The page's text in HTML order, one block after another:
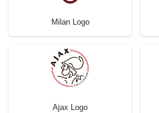
Milan Logo
Ajax Logo